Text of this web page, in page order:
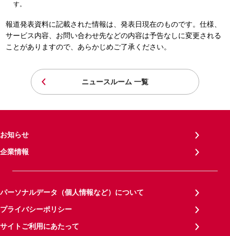
す。
報道発表資料に記載された情報は、発表日現在のものです。仕様、
サービス内容、お問い合わせ先などの内容は予告なしに変更される
ことがありますので、あらかじめご了承ください。
ニュースルーム 一覧
お知らせ
企業情報
パーソナルデータ（個人情報など）について
プライバシーポリシー
サイトご利用にあたって